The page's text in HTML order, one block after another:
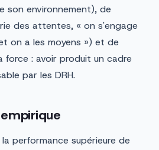
son environnement), de
des attentes, « on s'engage
on a les moyens ») et de
force : avoir produit un cadre
par les DRH.
performance supérieure de